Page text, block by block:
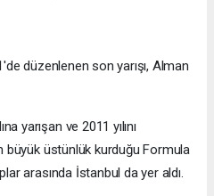
düzenlenen son yarışı, Alman
yarışan ve 2011 yılını
üstünlük kurduğu Formula
arasında İstanbul da yer aldı.